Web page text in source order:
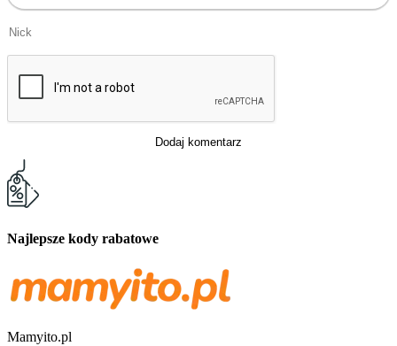
Dodaj komentarz
Najlepsze kody rabatowe
Mamyito.pl